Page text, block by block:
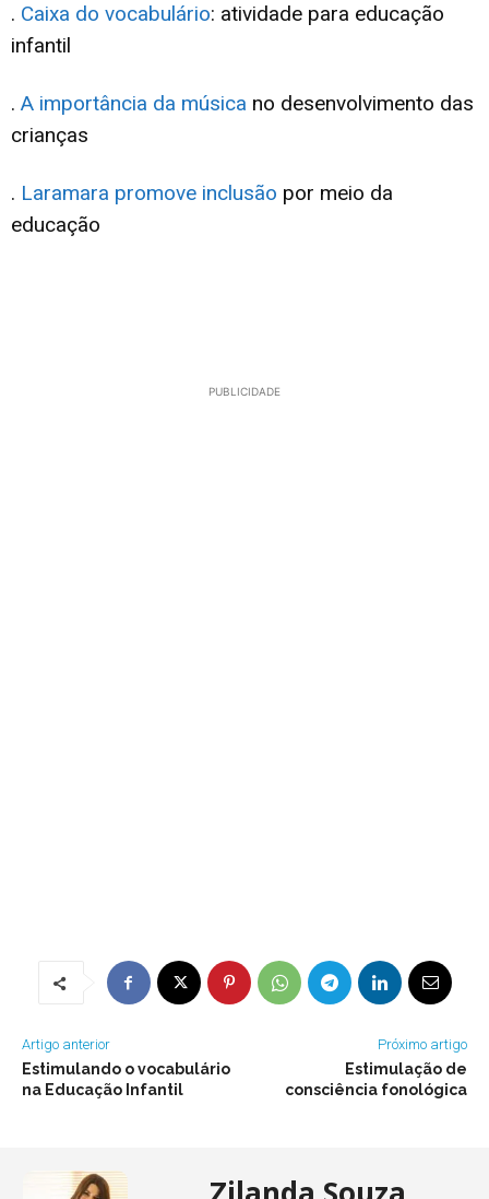
. Caixa do vocabulário: atividade para educação
infantil
. A importância da música no desenvolvimento das
crianças
. Laramara promove inclusão por meio da
educação
PUBLICIDADE
Artigo anterior
Estimulando o vocabulário
na Educação Infantil
Próximo artigo
Estimulação de
consciência fonológica